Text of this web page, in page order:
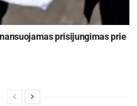
prisijungimas prie